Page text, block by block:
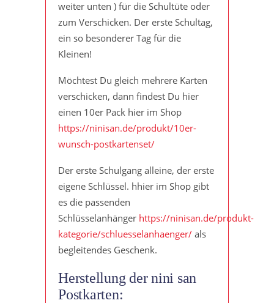
weiter unten ) für die Schultüte oder
zum Verschicken. Der erste Schultag,
ein so besonderer Tag für die
Kleinen!
Möchtest Du gleich mehrere Karten
verschicken, dann findest Du hier
einen 10er Pack hier im Shop
https://ninisan.de/produkt/10er-
wunsch-postkartenset/
Der erste Schulgang alleine, der erste
eigene Schlüssel. hhier im Shop gibt
es die passenden
Schlüsselanhänger https://ninisan.de/produkt-
kategorie/schluesselanhaenger/ als
begleitendes Geschenk.
Herstellung der nini san
Postkarten: